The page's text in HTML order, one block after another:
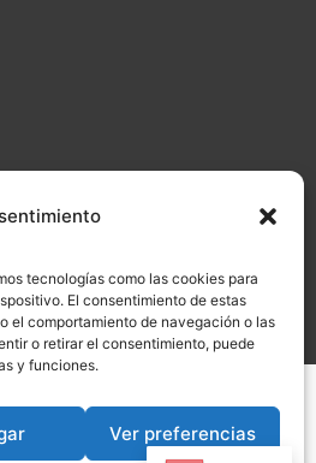
tecnologías como las cookies para
El consentimiento de estas
el comportamiento de navegación o las
o retirar el consentimiento, puede
y funciones.
Ver preferencias
igualada.online ·